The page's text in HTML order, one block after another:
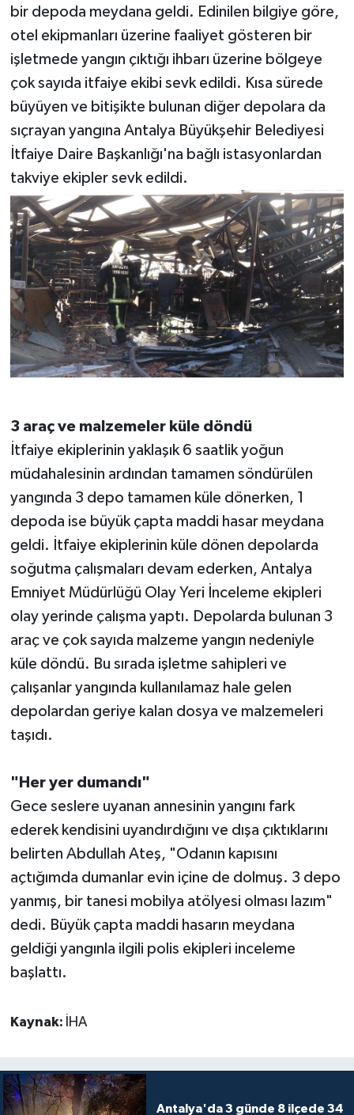
bir depoda meydana geldi. Edinilen bilgiye göre,
otel ekipmanları üzerine faaliyet gösteren bir
işletmede yangın çıktığı ihbarı üzerine bölgeye
çok sayıda itfaiye ekibi sevk edildi. Kısa sürede
büyüyen ve bitişikte bulunan diğer depolara da
sıçrayan yangına Antalya Büyükşehir Belediyesi
İtfaiye Daire Başkanlığı'na bağlı istasyonlardan
takviye ekipler sevk edildi.
3 araç ve malzemeler küle döndü
İtfaiye ekiplerinin yaklaşık 6 saatlik yoğun
müdahalesinin ardından tamamen söndürülen
yangında 3 depo tamamen küle dönerken, 1
depoda ise büyük çapta maddi hasar meydana
geldi. İtfaiye ekiplerinin küle dönen depolarda
soğutma çalışmaları devam ederken, Antalya
Emniyet Müdürlüğü Olay Yeri İnceleme ekipleri
olay yerinde çalışma yaptı. Depolarda bulunan 3
araç ve çok sayıda malzeme yangın nedeniyle
küle döndü. Bu sırada işletme sahipleri ve
çalışanlar yangında kullanılamaz hale gelen
depolardan geriye kalan dosya ve malzemeleri
taşıdı.
"Her yer dumandı"
Gece seslere uyanan annesinin yangını fark
ederek kendisini uyandırdığını ve dışa çıktıklarını
belirten Abdullah Ateş, "Odanın kapısını
açtığımda dumanlar evin içine de dolmuş. 3 depo
yanmış, bir tanesi mobilya atölyesi olması lazım"
dedi. Büyük çapta maddi hasarın meydana
geldiği yangınla ilgili polis ekipleri inceleme
başlattı.
Kaynak: İHA
Antalya'da 3 günde 8 ilçede 34
Sosyal medya
Spor
Teknoloji
Televizyon
Turizm
Yaşam